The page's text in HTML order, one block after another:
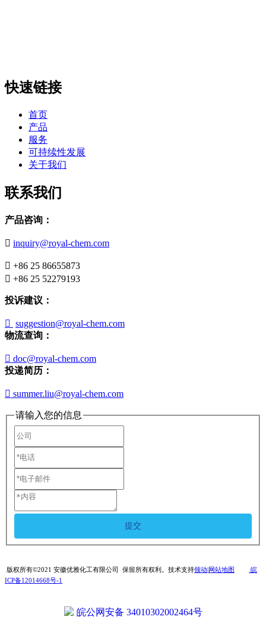
快速链接
首页
产品
服务
可持续性发展
关于我们
联系我们
产品咨询：
 inquiry@royal-chem.com
 +86 25 86655873
 +86 25 52279193
投诉建议：
 suggestion@royal-chem.com
物流查询：
 doc@royal-chem.com
投递简历：
 summer.liu@royal-chem.com
请输入您的信息
提交
版权所有©2021 安徽优雅化工有限公司 保留所有权利。技术支持领动|网站地图
皖
ICP备12014668号-1
皖公网安备 34010302002464号